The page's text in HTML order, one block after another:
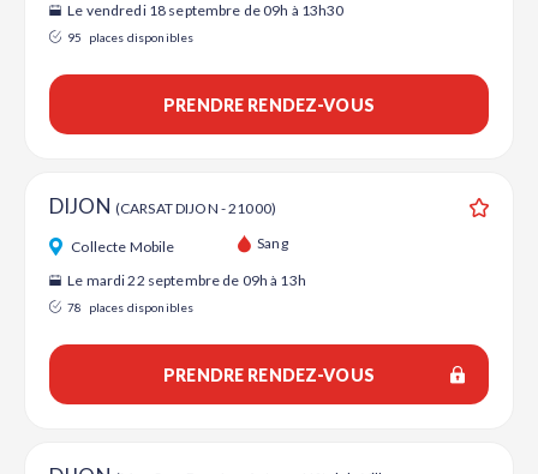
Le vendredi 18 septembre de 09h à 13h30
95 places disponibles
PRENDRE RENDEZ-VOUS
DIJON (CARSAT DIJON - 21000)
Collecte Mobile Sang
Le mardi 22 septembre de 09h à 13h
78 places disponibles
PRENDRE RENDEZ-VOUS